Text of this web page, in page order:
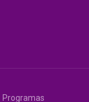
Programas